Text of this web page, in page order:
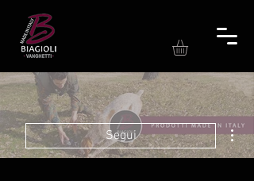
Segui